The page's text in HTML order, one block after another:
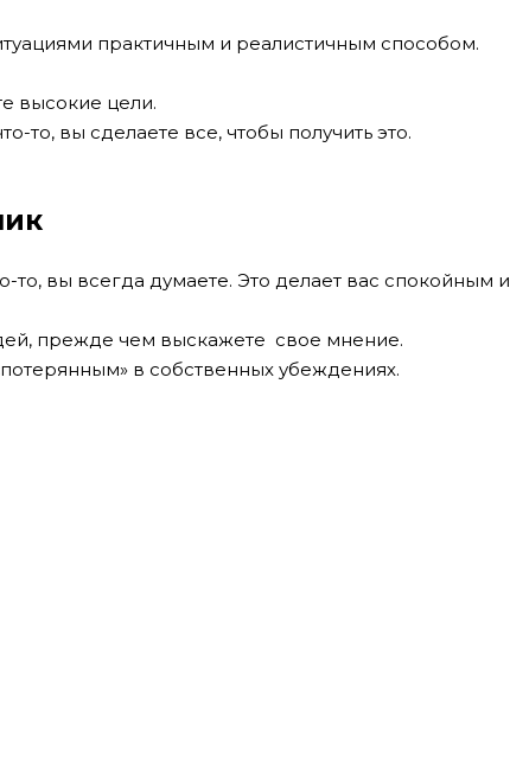
практичным и реалистичным способом.
высокие цели.
то, вы сделаете все, чтобы получить это.
то, вы всегда думаете. Это делает вас спокойным и
прежде чем выскажете свое мнение.
в собственных убеждениях.